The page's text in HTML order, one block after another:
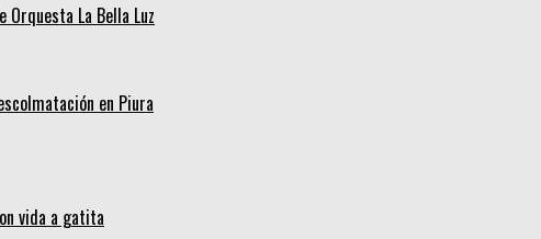
La Bella Luz
en Piura
vida a gatita